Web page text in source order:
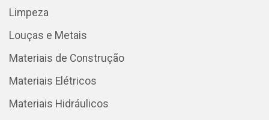
Limpeza
Louças e Metais
Materiais de Construção
Materiais Elétricos
Materiais Hidráulicos